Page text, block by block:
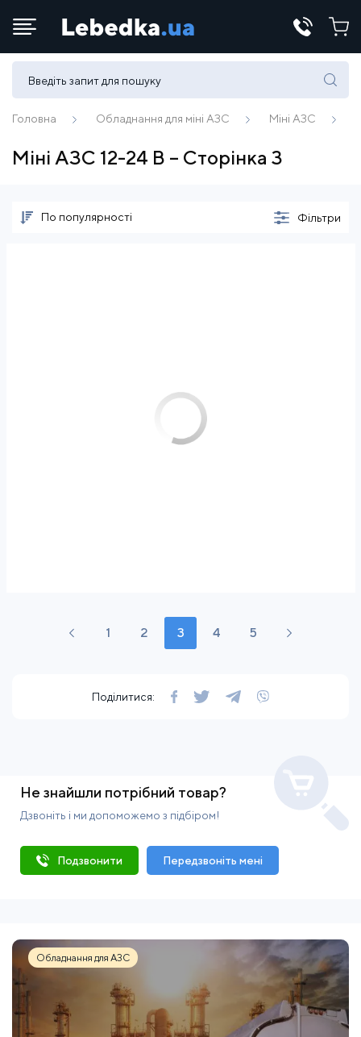
Телефони:
(067) 430 82-15
Головна Обладнання для міні АЗС Міні АЗС
Міні АЗС 12-24 В – Сторінка 3
По популярності Фільтри
1 2 3 4 5
Поділитися:
Не знайшли потрібний товар?
Дзвоніть і ми допоможемо з підбіром!
Подзвонити Передзвоніть мені
Обладнання для АЗС